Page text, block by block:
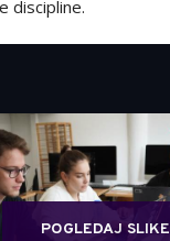
discipline.
POGLEDAJ SLIKE